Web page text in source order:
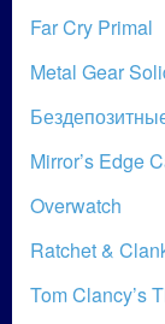
Far Cry Primal
Metal Gear
Mirror’s Edge
Overwatch
Ratchet &
Tom Clancy’s